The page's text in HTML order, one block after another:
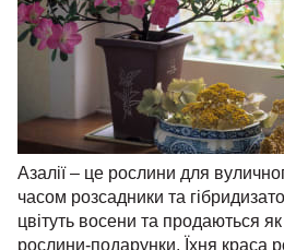
Азалії – це рослини для
часом розсадники та
цвітуть восени та продаються
рослини-подарунки. Їхня краса